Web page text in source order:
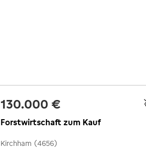
130.000 €
Forstwirtschaft zum Kauf
Kirchham (4656)